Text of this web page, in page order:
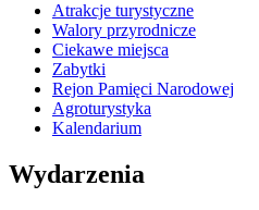
Atrakcje turystyczne
Walory przyrodnicze
Ciekawe miejsca
Zabytki
Rejon Pamięci Narodowej
Agroturystyka
Kalendarium
Wydarzenia